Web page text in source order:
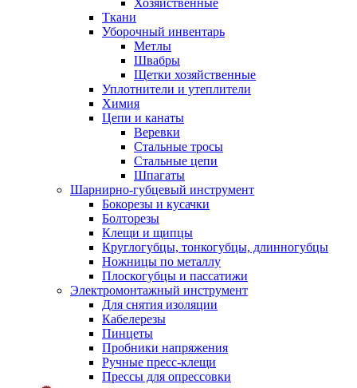
Хозяйственные
Ткани
Уборочный инвентарь
Метлы
Швабры
Щетки хозяйственные
Уплотнители и утеплители
Химия
Цепи и канаты
Веревки
Стальные тросы
Стальные цепи
Шпагаты
Шарнирно-губцевый инструмент
Бокорезы и кусачки
Болторезы
Клещи и щипцы
Круглогубцы, тонкогубцы, длинногубцы
Ножницы по металлу
Плоскогубцы и пассатижи
Электромонтажный инструмент
Для снятия изоляции
Кабелерезы
Пинцеты
Пробники напряжения
Ручные пресс-клещи
Прессы для опрессовки